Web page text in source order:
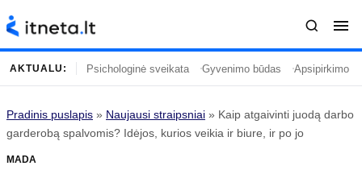
Turinys
Naujausi straipsniai
Temos
AKTUALU: Psichologinė sveikata Gyvenimo būdas Apsipirkimo
Pradinis puslapis » Naujausi straipsniai » Kaip atgaivinti juodą darbo
garderobą spalvomis? Idėjos, kurios veikia ir biure, ir po jo
MADA